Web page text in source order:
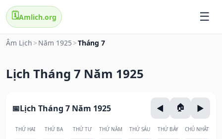
🗓️Amlich.org
Âm Lịch > Năm 1925 >Tháng 7
Lịch Tháng 7 Năm 1925
Lịch Tháng 7 Năm 1925
THỨ HAI THỨ BA THỨ TƯ THỨ NĂM THỨ SÁU THỨ BẢY CHỦ NHẬT